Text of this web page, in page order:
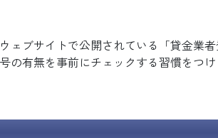
ェブサイトで公開されている「貸金業
の有無を事前にチェックする習慣をつけ